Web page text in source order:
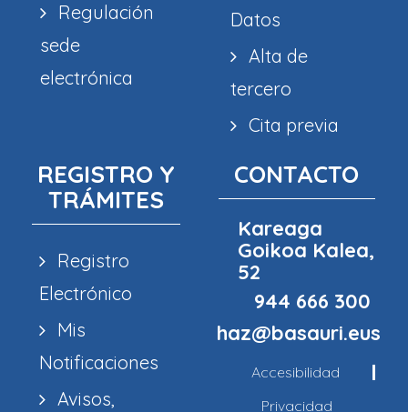
Regulación
sede
electrónica
Datos
Alta de
tercero
Cita previa
REGISTRO Y
TRÁMITES
Registro
Electrónico
Mis
Notificaciones
Avisos,
CONTACTO
Kareaga
Goikoa Kalea,
52
944 666 300
haz@basauri.eus
Accesibilidad
Privacidad